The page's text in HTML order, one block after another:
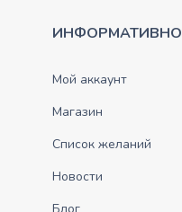
ИНФОРМАТИВНО
Мой аккаунт
Магазин
Список желаний
Новости